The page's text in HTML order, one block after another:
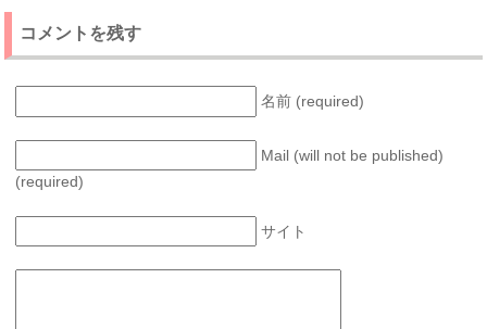
コメントを残す
名前 (required)
Mail (will not be published)
(required)
サイト